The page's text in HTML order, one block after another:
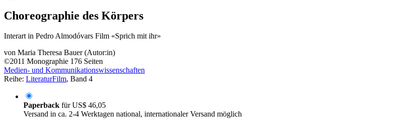
Choreographie des Körpers
Interart in Pedro Almodóvars Film «Sprich mit ihr»
von Maria Theresa Bauer (Autor:in)
©2011 Monographie 176 Seiten
Medien- und Kommunikationswissenschaften
Reihe: LiteraturFilm, Band 4
Paperback fürUS$ 46,05
Versand in ca. 2-4 Werktagen national, internationaler Versand möglich